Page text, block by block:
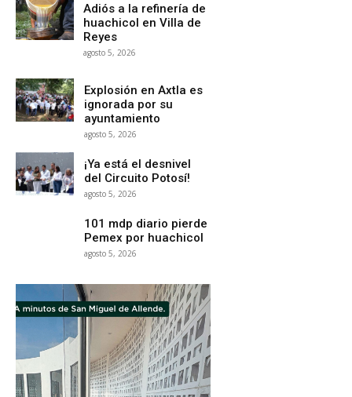
Adiós a la refinería de
huachicol en Villa de
Reyes
agosto 5, 2026
Explosión en Axtla es
ignorada por su
ayuntamiento
agosto 5, 2026
¡Ya está el desnivel
del Circuito Potosí!
agosto 5, 2026
101 mdp diario pierde
Pemex por huachicol
agosto 5, 2026